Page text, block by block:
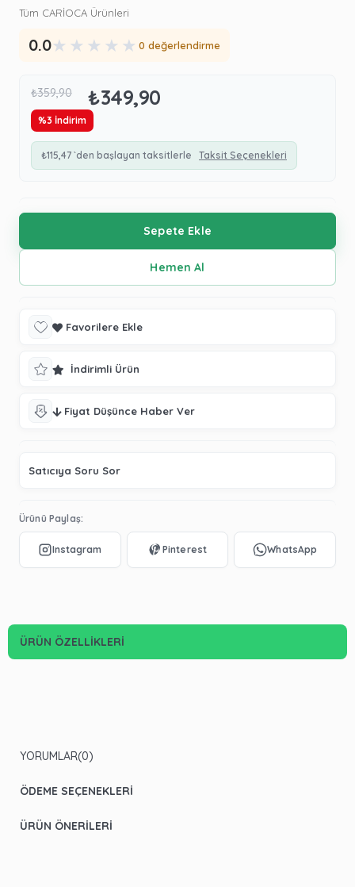
Tüm CARİOCA Ürünleri
0.0★ ★ ★ ★ ★ 0 değerlendirme
₺359,90 ₺349,90
%3 İndirim
₺115,47 `den başlayan taksitlerle Taksit Seçenekleri
Favorilere Ekle
İndirimli Ürün
Fiyat Düşünce Haber Ver
Satıcıya Soru Sor
Ürünü Paylaş:
ÜRÜN ÖZELLIKLERI
YORUMLAR(0)
ÖDEME SEÇENEKLERI
ÜRÜN ÖNERILERI